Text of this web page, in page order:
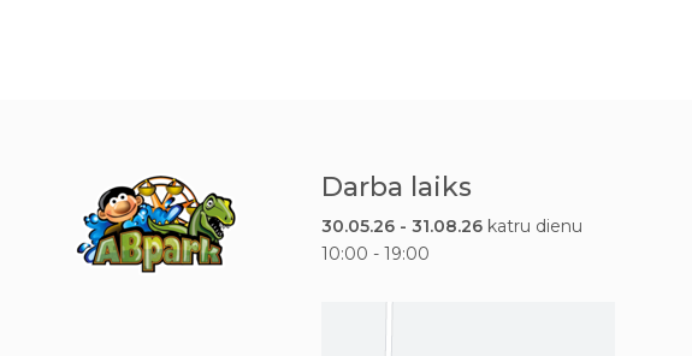
Darba laiks
30.05.26 - 31.08.26 katru dienu
10:00 - 19:00